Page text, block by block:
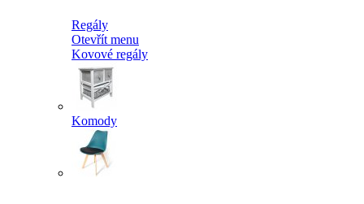
Regály
Otevřít menu
Kovové regály
Komody